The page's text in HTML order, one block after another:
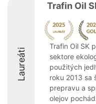
Laureáti
Trafin Oil
Trafin Oil SK
sektore
použitých
roku 2013 sa
prepravu a
olejov